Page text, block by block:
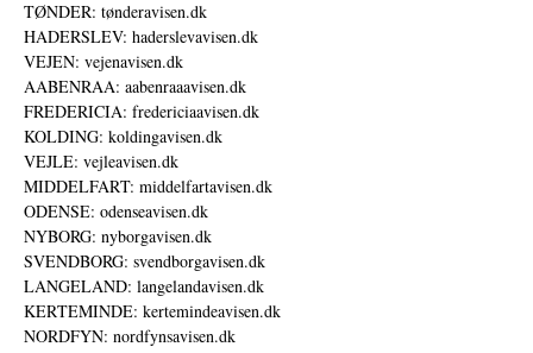
TØNDER: tønderavisen.dk
HADERSLEV: haderslevavisen.dk
VEJEN: vejenavisen.dk
AABENRAA: aabenraaavisen.dk
FREDERICIA: fredericiaavisen.dk
KOLDING: koldingavisen.dk
VEJLE: vejleavisen.dk
MIDDELFART: middelfartavisen.dk
ODENSE: odenseavisen.dk
NYBORG: nyborgavisen.dk
SVENDBORG: svendborgavisen.dk
LANGELAND: langelandavisen.dk
KERTEMINDE: kertemindeavisen.dk
NORDFYN: nordfynsavisen.dk